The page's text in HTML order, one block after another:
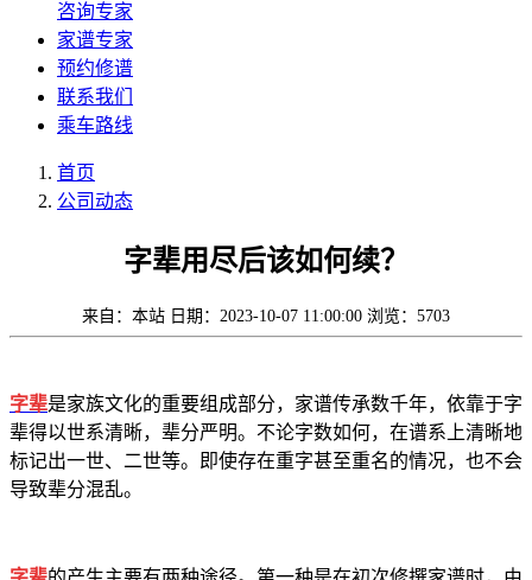
咨询专家
家谱专家
预约修谱
联系我们
乘车路线
首页
公司动态
字辈用尽后该如何续？
来自：本站 日期：2023-10-07 11:00:00 浏览：5703
字辈是家族文化的重要组成部分，家谱传承数千年，依靠于字
辈得以世系清晰，辈分严明。不论字数如何，在谱系上清晰地
标记出一世、二世等。即使存在重字甚至重名的情况，也不会
导致辈分混乱。